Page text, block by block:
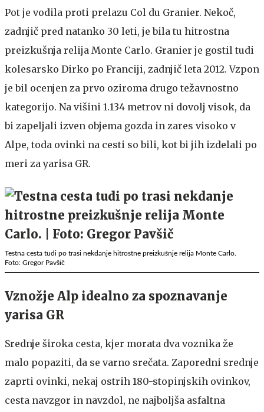
Pot je vodila proti prelazu Col du Granier. Nekoč,
zadnjič pred natanko 30 leti, je bila tu hitrostna
preizkušnja relija Monte Carlo. Granier je gostil tudi
kolesarsko Dirko po Franciji, zadnjič leta 2012. Vzpon
je bil ocenjen za prvo oziroma drugo težavnostno
kategorijo. Na višini 1.134 metrov ni dovolj visok, da
bi zapeljali izven objema gozda in zares visoko v
Alpe, toda ovinki na cesti so bili, kot bi jih izdelali po
meri za yarisa GR.
Testna cesta tudi po trasi nekdanje hitrostne preizkušnje relija Monte Carlo.
Foto: Gregor Pavšič
Vznožje Alp idealno za spoznavanje
yarisa GR
Srednje široka cesta, kjer morata dva voznika že
malo popaziti, da se varno srečata. Zaporedni srednje
zaprti ovinki, nekaj ostrih 180-stopinjskih ovinkov,
cesta navzgor in navzdol, ne najboljša asfaltna